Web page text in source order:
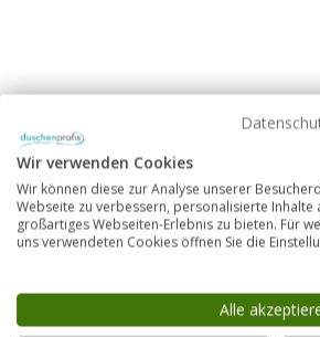
Neben einer Badewanne
Wir verwenden Cookies
Wir können diese zur Analyse unserer
Webseite zu verbessern, personalisierte Inhalte
großartiges Webseiten-Erlebnis zu bieten. Für
uns verwendeten Cookies öffnen Sie die
Alle